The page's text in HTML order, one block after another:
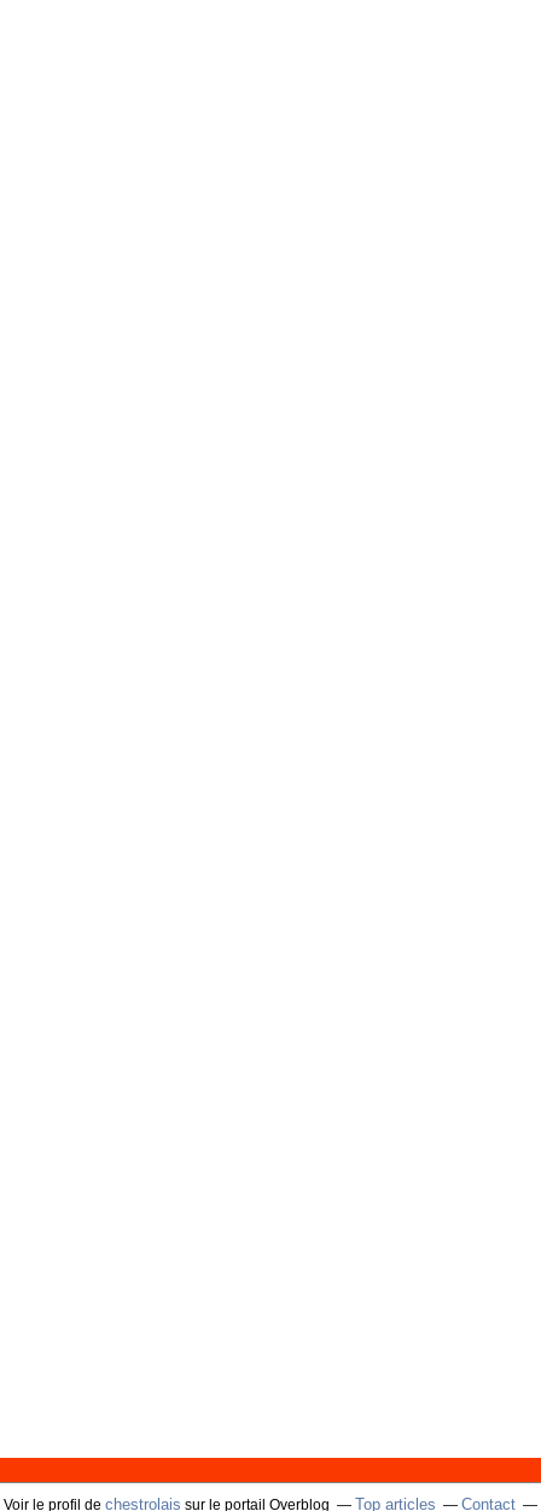
Voir le profil de chestrolais sur le portail Overblog Top articles Contact